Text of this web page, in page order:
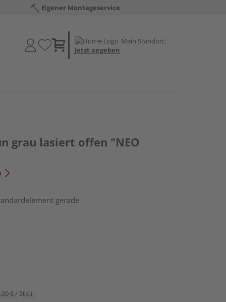
Eigener Montageservice
Mein Standort:
Jetzt angeben
grau lasiert offen "NEO
gerade
€ / Stk.)